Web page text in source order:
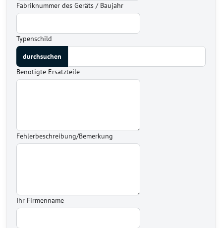
Fabriknummer des Geräts / Baujahr
Typenschild
Benötigte Ersatzteile
Fehlerbeschreibung/Bemerkung
Ihr Firmenname